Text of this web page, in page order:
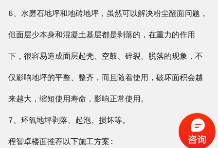
6、水磨石地坪和地砖地坪，虽然可以解决粉尘翻面问题，
但面层少本身和混凝土基层都是剥落的，在重力的作用
下，很容易造成面层起壳、空鼓、碎裂、脱落的现象，不
仅影响地坪的平整、整齐，而且随着使用，破坏面积会越
来越大，缩短使用寿命，影响正常使用。
7、环氧地坪剥落、起泡、损坏等。
程智卓楼面推荐以下施工方案: